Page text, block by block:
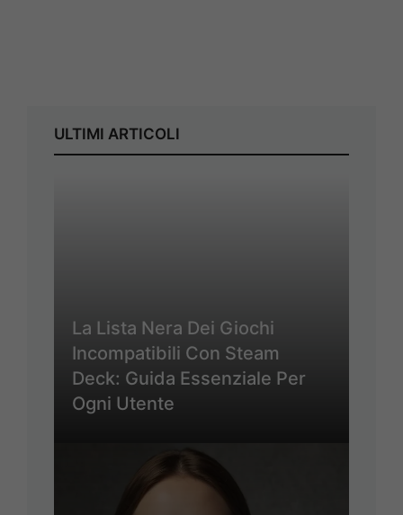
ULTIMI ARTICOLI
La Lista Nera Dei Giochi
Incompatibili Con Steam
Deck: Guida Essenziale Per
Ogni Utente